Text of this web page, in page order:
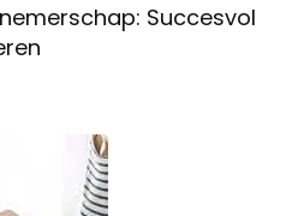
Succesvol